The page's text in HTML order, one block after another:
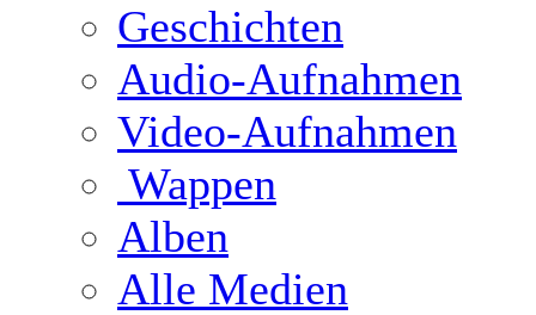
Geschichten
Audio-Aufnahmen
Video-Aufnahmen
Wappen
Alben
Alle Medien